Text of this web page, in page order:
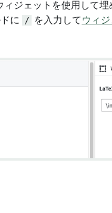
ィジェットを使用して埋
に / を入力して ウィ